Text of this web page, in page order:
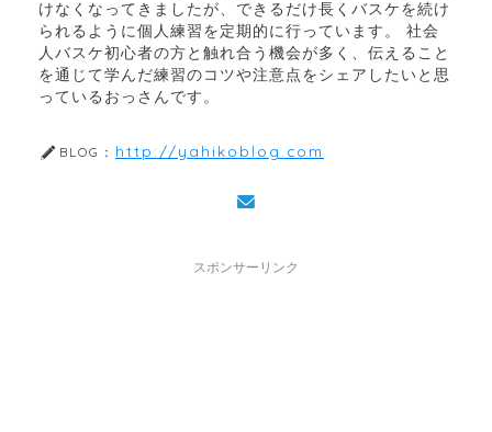
けなくなってきましたが、できるだけ長くバスケを続け
られるように個人練習を定期的に行っています。 社会
人バスケ初心者の方と触れ合う機会が多く、伝えること
を通じて学んだ練習のコツや注意点をシェアしたいと思
っているおっさんです。
BLOG： http://yahikoblog.com
スポンサーリンク